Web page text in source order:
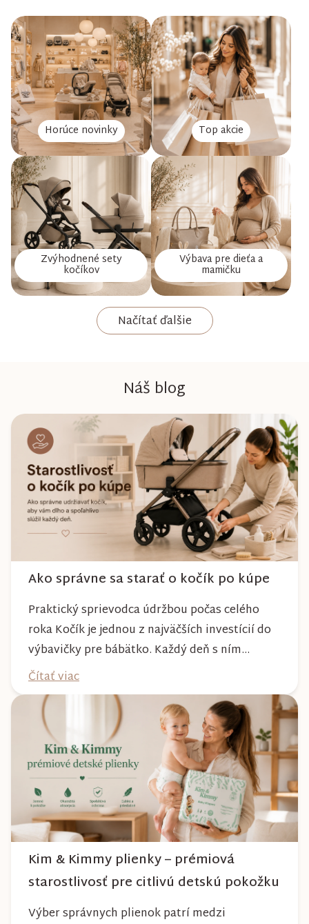
Horúce novinky Top akcie
Zvýhodnené sety
kočíkov
Výbava pre dieťa a
mamičku
Načítať ďalšie
Náš blog
Ako správne sa starať o kočík po kúpe
Praktický sprievodca údržbou počas celého
roka Kočík je jednou z najväčších investícií do
výbavičky pre bábätko. Každý deň s ním
absolvujete prechádzky po meste, v parkoch,
na lesných chodníkoch aj počas nepriaznivého
počasia. Pravidelnou starostlivosťou si však
môžete byť istí, že vám bude spoľahlivo slúžiť
dlhé roky a zachová si svoj krásny vzhľ...
Čítať viac
Kim & Kimmy plienky – prémiová
starostlivosť pre citlivú detskú pokožku
Výber správnych plienok patrí medzi